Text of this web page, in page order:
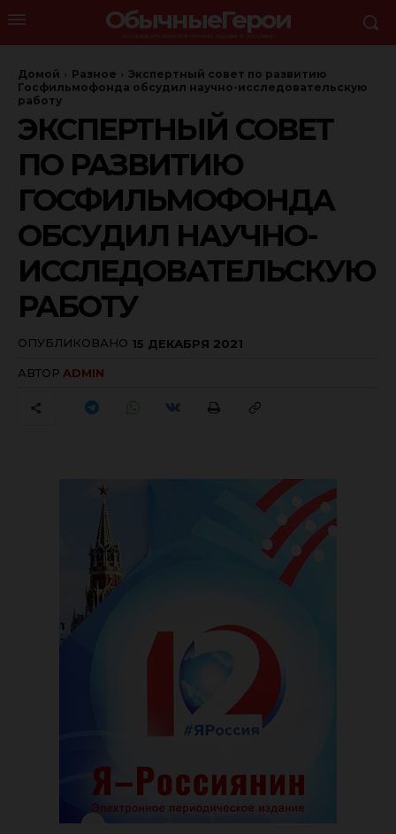
ОбычныеГерои
Домой Разное
Экспертный совет по развитию
Госфильмофонда обсудил научно-исследовательскую
работу
ЭКСПЕРТНЫЙ СОВЕТ
ПО РАЗВИТИЮ
ГОСФИЛЬМОФОНДА
ОБСУДИЛ НАУЧНО-
ИССЛЕДОВАТЕЛЬСКУЮ
РАБОТУ
ОПУБЛИКОВАНО 15 ДЕКАБРЯ 2021
АВТОР ADMIN